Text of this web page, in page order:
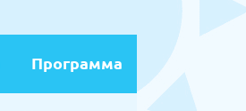
Программа